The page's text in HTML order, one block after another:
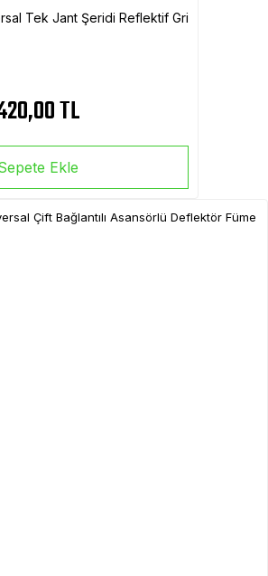
Tek Jant Şeridi Reflektif Gri
TL
Ekle